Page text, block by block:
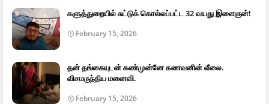
களுத்துறையில் சுட்டுக் கொல்லப்பட்ட 32 வயது இளைஞன்!
February 15, 2026
தன் தங்கையுடன் கண்முன்னே கணவனின் லீலை.
விசமருந்திய மனைவி.
February 15, 2026